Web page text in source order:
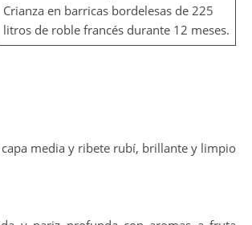
Crianza en barricas bordelesas de 225
litros de roble francés durante 12 meses.
media y ribete rubí, brillante y limpio